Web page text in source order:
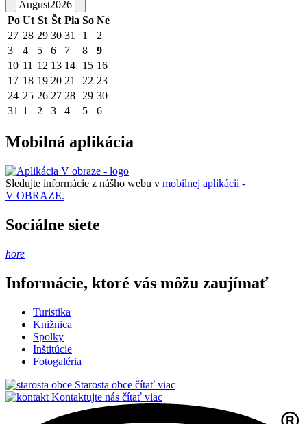
August2026
Po Ut St Št Pia So Ne
27 28 29 30 31 1
2
3
4 5 6 7 8
9
10 11 12 13 14 15 16
17 18 19 20 21 22 23
24 25 26 27 28 29 30
31 1 2 3 4 5 6
Mobilná aplikácia
Sledujte informácie z nášho webu v mobilnej aplikácii -
V OBRAZE.
Sociálne siete
hore
Informácie, ktoré vás môžu zaujímať
Turistika
Knižnica
Spolky
Inštitúcie
Fotogaléria
Starosta obce čítať viac
Kontaktujte nás čítať viac